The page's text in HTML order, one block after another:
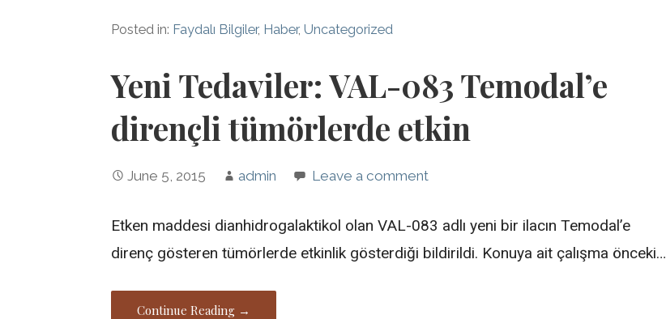
Posted in: Faydalı Bilgiler, Haber,Uncategorized
Yeni Tedaviler: VAL-083 Temodal’e
dirençli tümörlerde etkin
June 5, 2015 admin Leave a comment
Etken maddesi dianhidrogalaktikol olan VAL-083 adlı yeni bir ilacın Temodal’e
direnç gösteren tümörlerde etkinlik gösterdiği bildirildi. Konuya ait çalışma önceki…
Continue Reading →